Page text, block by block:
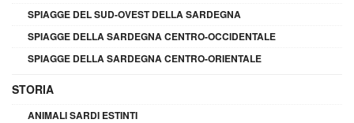
SPIAGGE DEL SUD-OVEST DELLA SARDEGNA
SPIAGGE DELLA SARDEGNA CENTRO-OCCIDENTALE
SPIAGGE DELLA SARDEGNA CENTRO-ORIENTALE
STORIA
ANIMALI SARDI ESTINTI